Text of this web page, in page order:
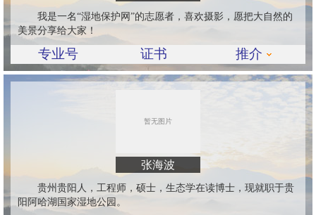
我是一名“湿地保护网”的志愿者，喜欢摄影，愿把大自然的
美景分享给大家！
专业号 证书 推介
张海波
贵州贵阳人，工程师，硕士，生态学在读博士，现就职于贵
阳阿哈湖国家湿地公园。